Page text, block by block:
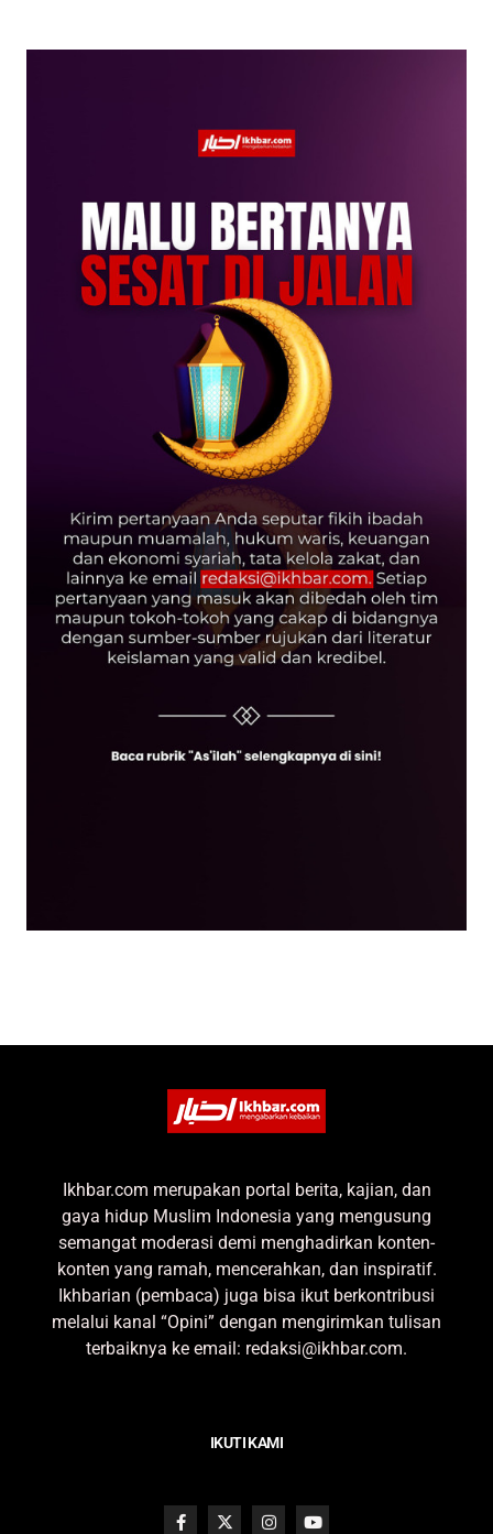
Ikhbar.com merupakan portal berita, kajian, dan
gaya hidup Muslim Indonesia yang mengusung
semangat moderasi demi menghadirkan konten-
konten yang ramah, mencerahkan, dan inspiratif.
Ikhbarian (pembaca) juga bisa ikut berkontribusi
melalui kanal “Opini” dengan mengirimkan tulisan
terbaiknya ke email: redaksi@ikhbar.com.
IKUTI KAMI